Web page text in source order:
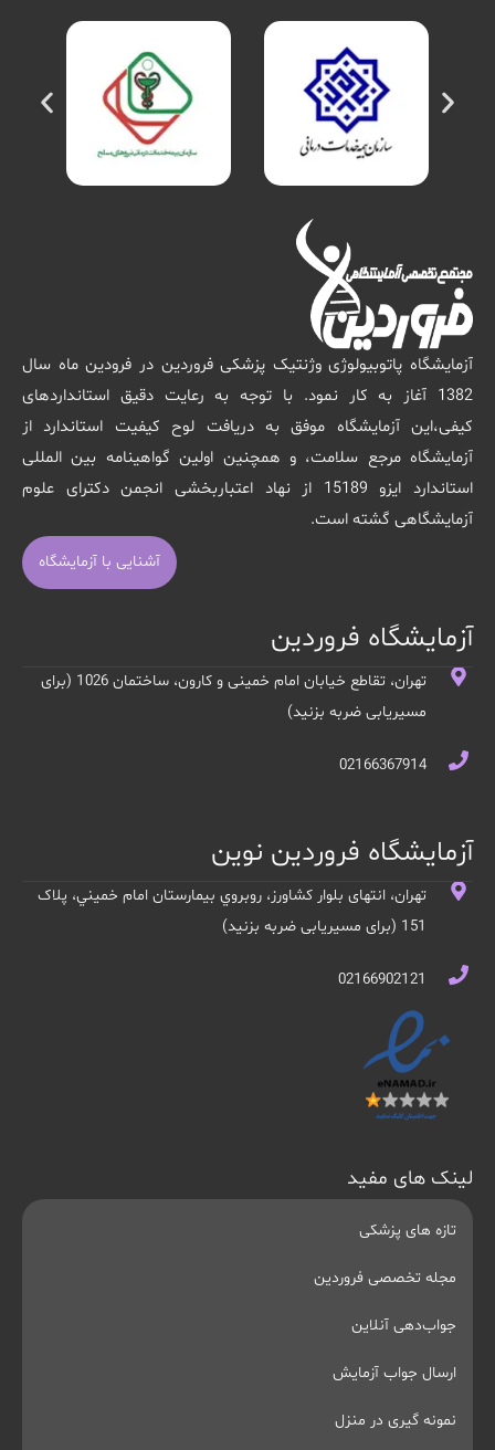
آزمایشگاه پاتوبیولوژی وژنتیک پزشکی فروردین در فرودین ماه سال
1382 آغاز به کار نمود. با توجه به رعایت دقیق استانداردهای
کیفی،این آزمایشگاه موفق به دریافت لوح کیفیت استاندارد از
آزمایشگاه مرجع سلامت، و همچنین اولین گواهینامه بین المللی
استاندارد ایزو 15189 از نهاد اعتباربخشی انجمن دکترای علوم
آزمایشگاهی گشته است.
آشنایی با آزمایشگاه
آزمایشگاه فروردین
تهران، تقاطع خیابان امام خمینی و کارون، ساختمان 1026 (برای
مسیریابی ضربه بزنید)
02166367914
آزمایشگاه فروردین نوین
تهران، انتهای بلوار کشاورز، روبروي بيمارستان امام خميني، پلاک
151 (برای مسیریابی ضربه بزنید)
02166902121
لینک های مفید
تازه های پزشکی
مجله تخصصی فروردین
جواب‌دهی آنلاین
ارسال جواب آزمایش
نمونه گیری در منزل